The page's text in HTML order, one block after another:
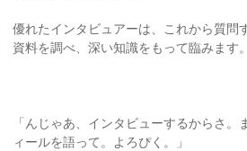
優れたインタビュアーは、これから質問
資料を調べ、深い知識をもって臨みます。
「んじゃあ、インタビューするからさ。
ィールを語って。よろぴく。」